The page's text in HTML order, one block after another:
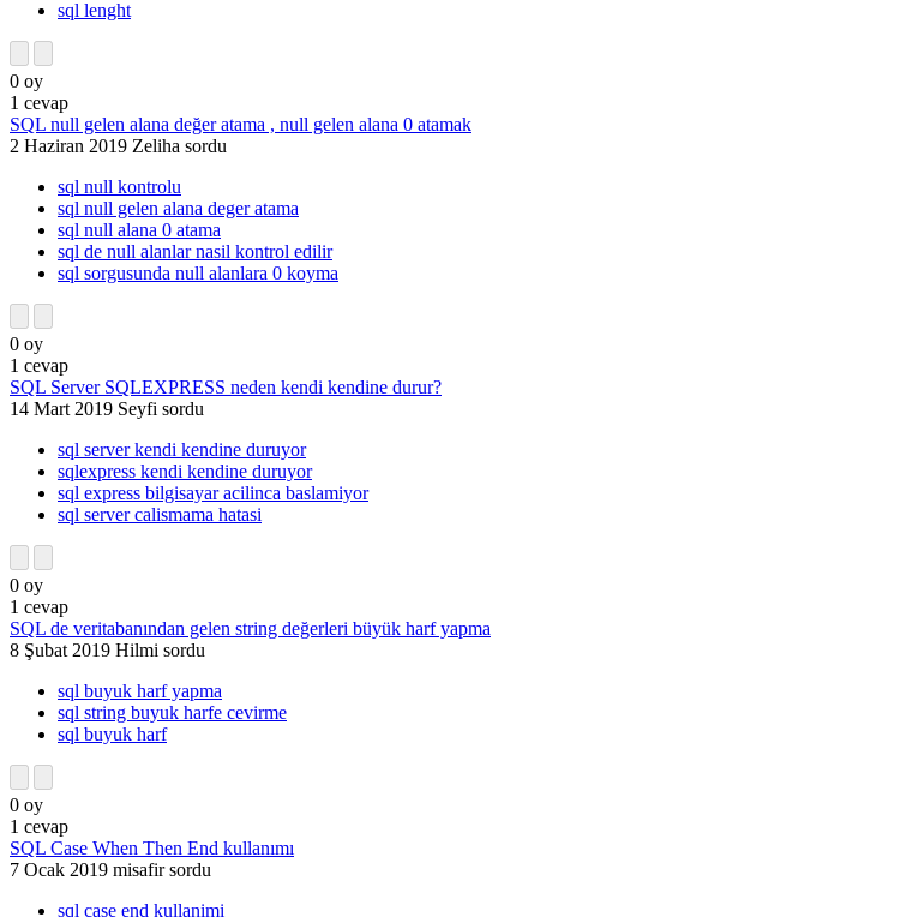
sql lenght
0 oy
1 cevap
SQL null gelen alana değer atama , null gelen alana 0 atamak
2 Haziran 2019 Zeliha sordu
sql null kontrolu
sql null gelen alana deger atama
sql null alana 0 atama
sql de null alanlar nasil kontrol edilir
sql sorgusunda null alanlara 0 koyma
0 oy
1 cevap
SQL Server SQLEXPRESS neden kendi kendine durur?
14 Mart 2019 Seyfi sordu
sql server kendi kendine duruyor
sqlexpress kendi kendine duruyor
sql express bilgisayar acilinca baslamiyor
sql server calismama hatasi
0 oy
1 cevap
SQL de veritabanından gelen string değerleri büyük harf yapma
8 Şubat 2019 Hilmi sordu
sql buyuk harf yapma
sql string buyuk harfe cevirme
sql buyuk harf
0 oy
1 cevap
SQL Case When Then End kullanımı
7 Ocak 2019 misafir sordu
sql case end kullanimi